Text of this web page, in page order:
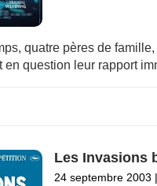
quatre pères de
en question leur rapport
Les Invasions
24 septembre 2003 |